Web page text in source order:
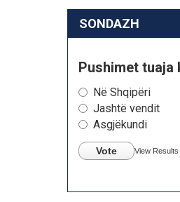
SONDAZH
Pushimet tuaja
Në Shqipëri
Jashtë vendit
Asgjëkundi
Vote View Results